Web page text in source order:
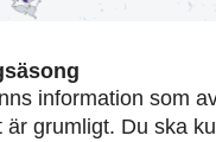
information som
är grumligt. Du ska